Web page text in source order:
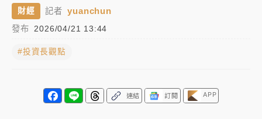
中颱白海豚環流掠北海！今明防劇烈降雨 東部高溫飆
38度
周末精選｜
本周爆款短影音｜ 柯文哲帶電子手鐶拄拐杖現身／周玉
蔻蔡玉真開撕爆料
財經 記者 yuanchun
發布 2026/04/21 13:44
#投資長觀點
連結 訂閱 APP